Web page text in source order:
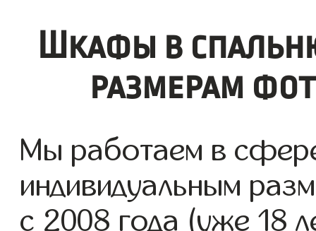
Шкафы в
размерам
Мы работаем в
индивидуальным
с 2008 года (уже 18